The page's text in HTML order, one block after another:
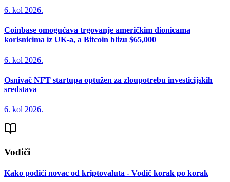
6. kol 2026.
Coinbase omogućava trgovanje američkim dionicama
korisnicima iz UK-a, a Bitcoin blizu $65,000
6. kol 2026.
Osnivač NFT startupa optužen za zloupotrebu investicijskih
sredstava
6. kol 2026.
Vodiči
Kako podići novac od kriptovaluta - Vodič korak po korak